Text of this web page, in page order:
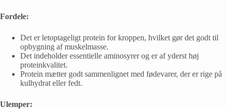
Fordele:
Det er letoptageligt protein for kroppen, hvilket gør det godt til
opbygning af muskelmasse.
Det indeholder essentielle aminosyrer og er af yderst høj
proteinkvalitet.
Protein mætter godt sammenlignet med fødevarer, der er rige på
kulhydrat eller fedt.
Ulemper: